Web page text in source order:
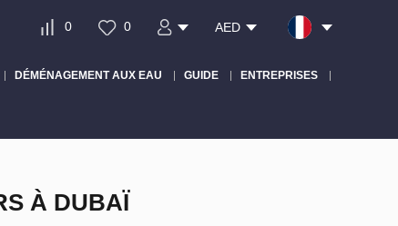
0 0 AED
DÉMÉNAGEMENT AUX EAU GUIDE ENTREPRISES
À DUBAÏ